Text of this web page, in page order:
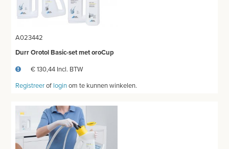
REINIGING
HAND-EN HUIDONTSMETTING
REINIGING ULTRASOON
THUISZORG
A023442
Durr Orotol Basic-set met oroCup
€ 130,44 Incl. BTW
Registreerof loginom te kunnen winkelen.